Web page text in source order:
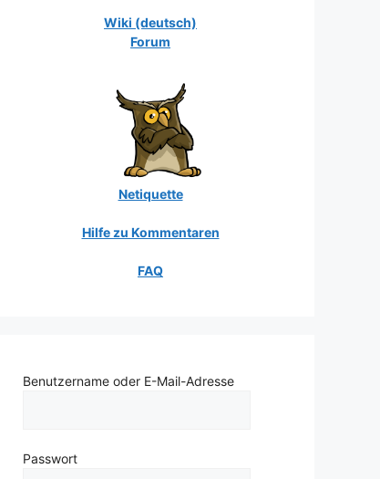
Wiki (deutsch)
Forum
Netiquette
Hilfe zu Kommentaren
FAQ
Benutzername oder E-Mail-Adresse
Passwort